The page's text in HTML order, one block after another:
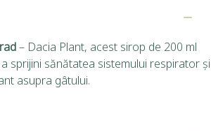
– Dacia Plant, acest sirop de 200 ml
sprijini sănătatea sistemului respirator și
asupra gâtului.